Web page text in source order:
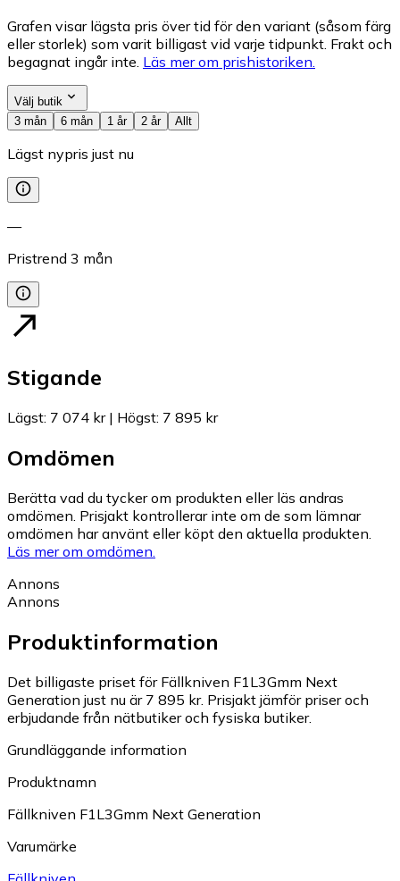
Grafen visar lägsta pris över tid för den variant (såsom färg
eller storlek) som varit billigast vid varje tidpunkt. Frakt och
begagnat ingår inte. Läs mer om prishistoriken.
Välj butik
3 mån
6 mån 1 år 2 år Allt
Lägst nypris just nu
—
Pristrend 3 mån
Stigande
Lägst: 7 074 kr| Högst: 7 895 kr
Omdömen
Berätta vad du tycker om produkten eller läs andras
omdömen. Prisjakt kontrollerar inte om de som lämnar
omdömen har använt eller köpt den aktuella produkten.
Läs mer om omdömen.
Annons
Annons
Produktinformation
Det billigaste priset för Fällkniven F1L3Gmm Next
Generation just nu är 7 895 kr. Prisjakt jämför priser och
erbjudande från nätbutiker och fysiska butiker.
Grundläggande information
Produktnamn
Fällkniven F1L3Gmm Next Generation
Varumärke